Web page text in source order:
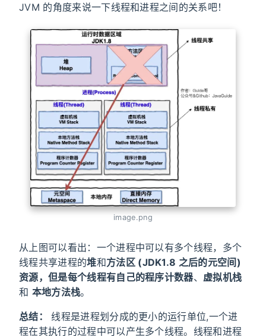
JVM 的角度来说一下线程和进程之间的关系吧！
image.png
从上图可以看出：一个进程中可以有多个线程，多个
线程共享进程的堆和方法区 (JDK1.8 之后的元空间)
资源，但是每个线程有自己的程序计数器、 虚拟机栈
和 本地方法栈。
总结：
线程是进程划分成的更小的运行单位,一个进
程在其执行的过程中可以产生多个线程。线程和进程